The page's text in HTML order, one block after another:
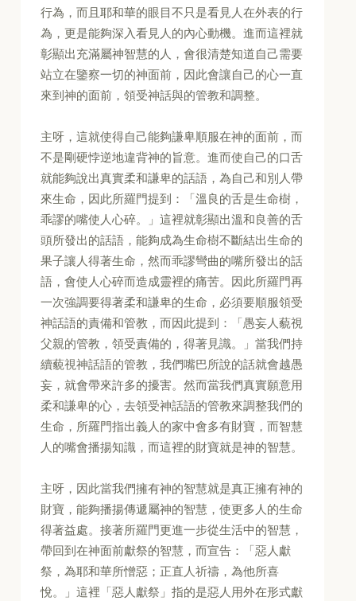
行為，而且耶和華的眼目不只是看見人在外表的行
為，更是能夠深入看見人的內心動機。進而這裡就
彰顯出充滿屬神智慧的人，會很清楚知道自己需要
站立在鑒察一切的神面前，因此會讓自己的心一直
來到神的面前，領受神話與的管教和調整。
主呀，這就使得自己能夠謙卑順服在神的面前，而
不是剛硬悖逆地違背神的旨意。進而使自己的口舌
就能夠說出真實柔和謙卑的話語，為自己和別人帶
來生命，因此所羅門提到：「溫良的舌是生命樹，
乖謬的嘴使人心碎。」這裡就彰顯出溫和良善的舌
頭所發出的話語，能夠成為生命樹不斷結出生命的
果子讓人得著生命，然而乖謬彎曲的嘴所發出的話
語，會使人心碎而造成靈裡的痛苦。因此所羅門再
一次強調要得著柔和謙卑的生命，必須要順服領受
神話語的責備和管教，而因此提到：「愚妄人藐視
父親的管教，領受責備的，得著見識。」當我們持
續藐視神話語的管教，我們嘴巴所說的話就會越愚
妄，就會帶來許多的擾害。然而當我們真實願意用
柔和謙卑的心，去領受神話語的管教來調整我們的
生命，所羅門指出義人的家中會多有財寶，而智慧
人的嘴會播揚知識，而這裡的財寶就是神的智慧。
主呀，因此當我們擁有神的智慧就是真正擁有神的
財寶，能夠播揚傳遞屬神的智慧，使更多人的生命
得著益處。接著所羅門更進一步從生活中的智慧，
帶回到在神面前獻祭的智慧，而宣告：「惡人獻
祭，為耶和華所憎惡；正直人祈禱，為他所喜
悅。」這裡「惡人獻祭」指的是惡人用外在形式獻